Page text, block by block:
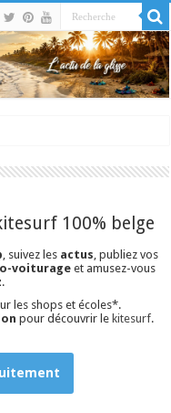
100% belge
, suivez les actus , publiez vos
voiturage et amusez-vous
.
les shops et écoles*.
pour découvrir le kitesurf.